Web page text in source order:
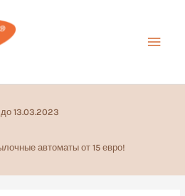
13.03.2023
автоматы от 15 евро!